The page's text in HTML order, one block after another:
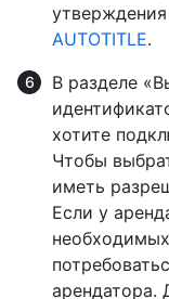
AUTOTITLE.
В разделе
хотите
Чтобы
иметь
Если у
арендатора.